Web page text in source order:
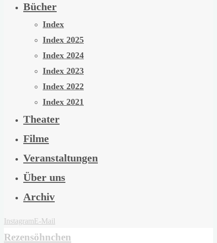
Bücher
Index
Index 2025
Index 2024
Index 2023
Index 2022
Index 2021
Theater
Filme
Veranstaltungen
Über uns
Archiv
InstagramE-Mail
Rezensöhnchen